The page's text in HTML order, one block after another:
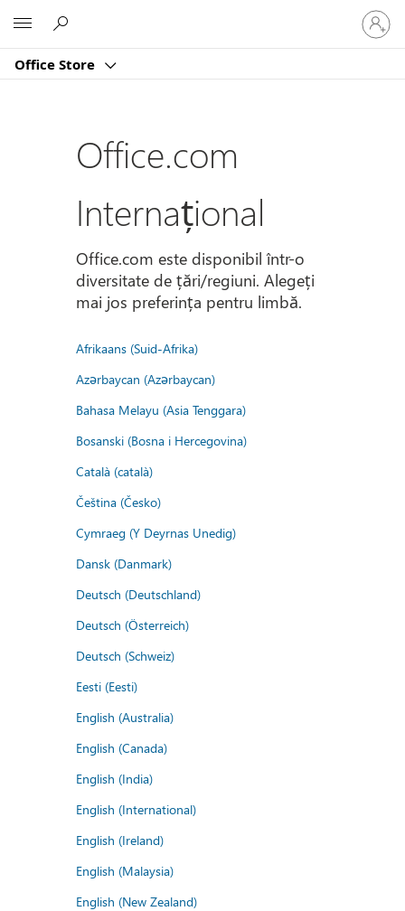
Office Store
vă
la
dvs.
Office.com
Internațional
Office.com este disponibil într-o
diversitate de țări/regiuni. Alegeți
mai jos preferința pentru limbă.
Afrikaans (Suid-Afrika)
Azərbaycan (Azərbaycan)
Bahasa Melayu (Asia Tenggara)
Bosanski (Bosna i Hercegovina)
Català (català)
Čeština (Česko)
Cymraeg (Y Deyrnas Unedig)
Dansk (Danmark)
Deutsch (Deutschland)
Deutsch (Österreich)
Deutsch (Schweiz)
Eesti (Eesti)
English (Australia)
English (Canada)
English (India)
English (International)
English (Ireland)
English (Malaysia)
English (New Zealand)